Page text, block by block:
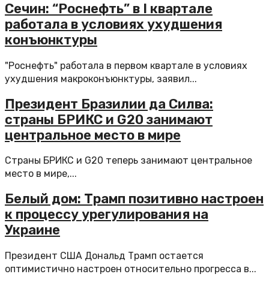
Сечин: “Роснефть” в I квартале
работала в условиях ухудшения
конъюнктуры
"Роснефть" работала в первом квартале в условиях
ухудшения макроконъюнктуры, заявил...
Президент Бразилии да Силва:
страны БРИКС и G20 занимают
центральное место в мире
Страны БРИКС и G20 теперь занимают центральное
место в мире,...
Белый дом: Трамп позитивно настроен
к процессу урегулирования на
Украине
Президент США Дональд Трамп остается
оптимистично настроен относительно прогресса в...